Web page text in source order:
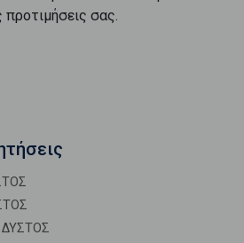
προτιμήσεις σας.
ΔΥΣΤΟΣ